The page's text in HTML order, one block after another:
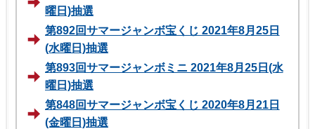
曜日)抽選
第892回サマージャンボ宝くじ 2021年8月25日
(水曜日)抽選
第893回サマージャンボミニ 2021年8月25日(水
曜日)抽選
第848回サマージャンボ宝くじ 2020年8月21日
(金曜日)抽選